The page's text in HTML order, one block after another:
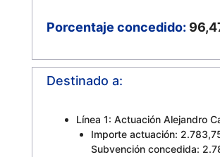
Porcentaje concedido:
Destinado a:
Línea 1: Actuación Alejandro
Importe actuación:
Subvención concedida: